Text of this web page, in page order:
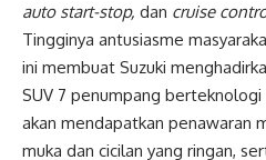
auto start-stop, dan cruise
Tingginya antusiasme
ini membuat Suzuki
SUV 7 penumpang berteknologi
akan mendapatkan penawaran
muka dan cicilan yang ringan,